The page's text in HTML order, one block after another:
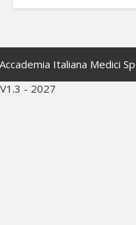
Accademia Italiana Medici
V1.3 - 2027